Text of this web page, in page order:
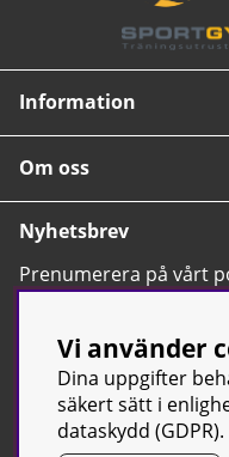
Information
Om oss
Nyhetsbrev
Prenumerera på vårt
tips, nyheter och våra
Vi använder
Dina uppgifter
säkert sätt i
dataskydd (GDPR).